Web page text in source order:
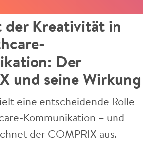
der Kreativität in
Der
und seine Wirkung
eine entscheidende Rolle
Kommunikation – und
der COMPRIX aus.